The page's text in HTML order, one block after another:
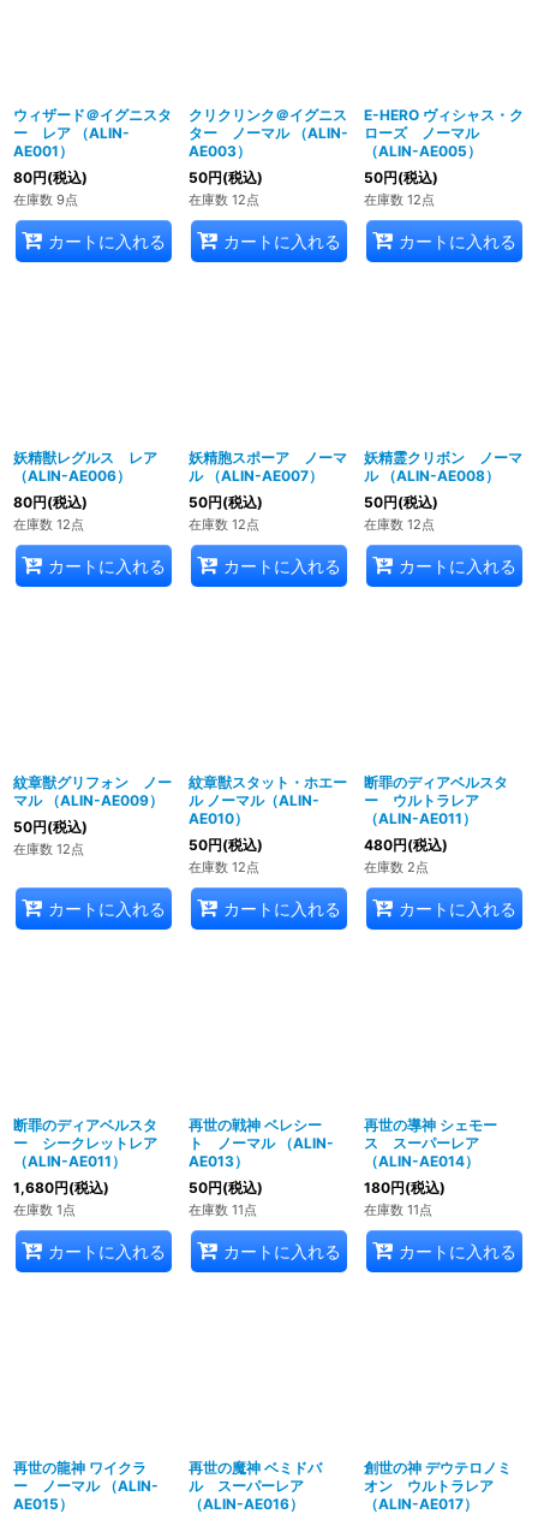
ウィザード＠イグニスタ
ー レア （ALIN-
AE001）
80円(税込)
在庫数 9点
カートに入れる
クリクリンク＠イグニス
ター ノーマル （ALIN-
AE003）
50円(税込)
在庫数 12点
カートに入れる
E-HERO ヴィシャス・ク
ローズ ノーマル
（ALIN-AE005）
50円(税込)
在庫数 12点
カートに入れる
妖精獣レグルス レア
（ALIN-AE006）
80円(税込)
在庫数 12点
カートに入れる
妖精胞スポーア ノーマ
ル （ALIN-AE007）
50円(税込)
在庫数 12点
カートに入れる
妖精霊クリボン ノーマ
ル （ALIN-AE008）
50円(税込)
在庫数 12点
カートに入れる
紋章獣グリフォン ノー
マル （ALIN-AE009）
50円(税込)
在庫数 12点
カートに入れる
紋章獣スタット・ホエー
ル ノーマル（ALIN-
AE010）
50円(税込)
在庫数 12点
カートに入れる
断罪のディアベルスタ
ー ウルトラレア
（ALIN-AE011）
480円(税込)
在庫数 2点
カートに入れる
断罪のディアベルスタ
ー シークレットレア
（ALIN-AE011）
1,680円(税込)
在庫数 1点
カートに入れる
再世の戦神 ベレシー
ト ノーマル （ALIN-
AE013）
50円(税込)
在庫数 11点
カートに入れる
再世の導神 シェモー
ス スーパーレア
（ALIN-AE014）
180円(税込)
在庫数 11点
カートに入れる
再世の龍神 ワイクラ
ー ノーマル （ALIN-
AE015）
再世の魔神 ベミドバ
ル スーパーレア
（ALIN-AE016）
創世の神 デウテロノミ
オン ウルトラレア
（ALIN-AE017）